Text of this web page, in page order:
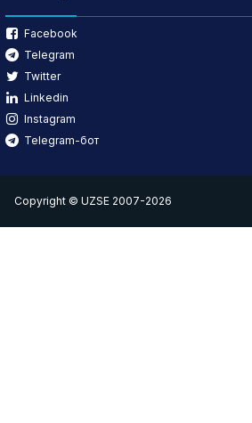
Facebook
Telegram
Twitter
Linkedin
Instagram
Telegram-бот
Copyright © UZSE 2007-2026